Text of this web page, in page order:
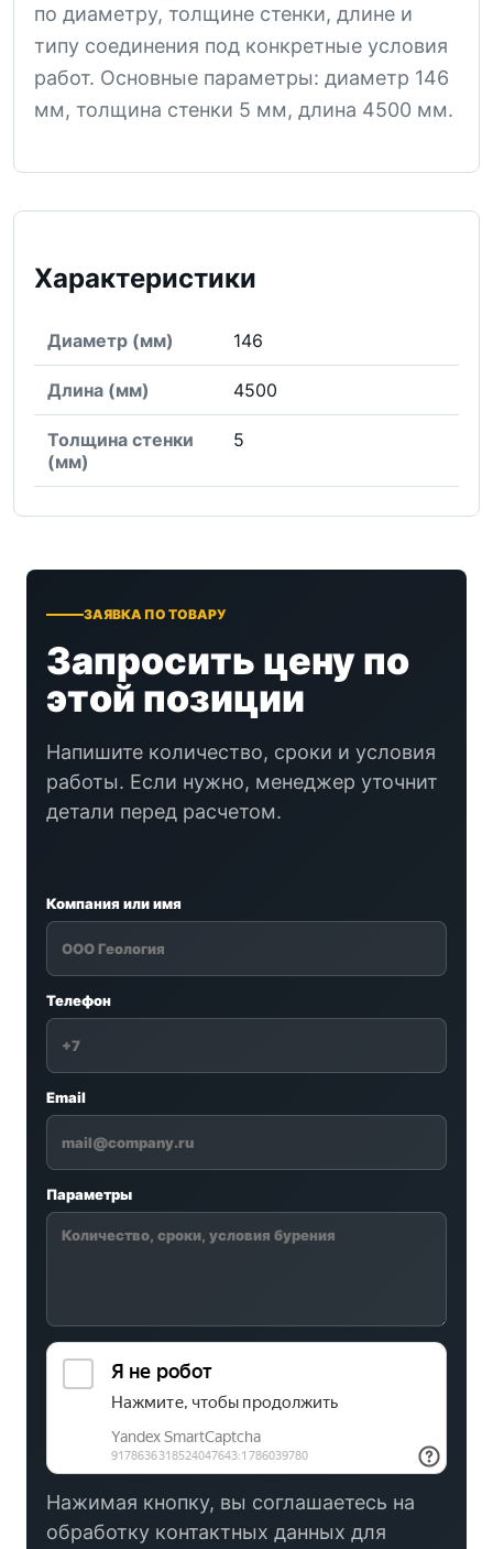
по диаметру, толщине стенки, длине и
типу соединения под конкретные условия
работ. Основные параметры: диаметр 146
мм, толщина стенки 5 мм, длина 4500 мм.
Характеристики
Диаметр (мм) 146
Длина (мм) 4500
Толщина стенки
(мм)
5
ЗАЯВКА ПО ТОВАРУ
Запросить цену по
этой позиции
Напишите количество, сроки и условия
работы. Если нужно, менеджер уточнит
детали перед расчетом.
Компания или имя
Телефон
Email
Параметры
Нажимая кнопку, вы соглашаетесь на
обработку контактных данных для